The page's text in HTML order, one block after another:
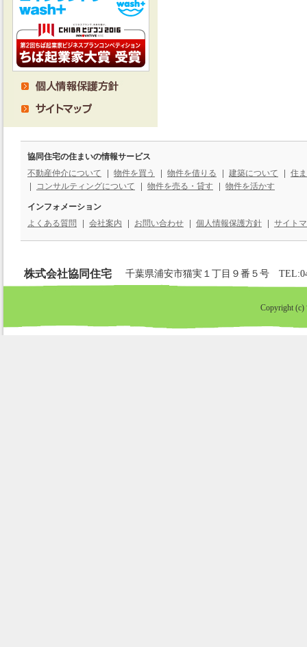
協同住宅の住まいの情報サービス
不動産仲介について
物件を買う 物件を借りる 建築について
住
コンサルティングについて
物件を売る・貸す 物件を活かす
インフォメーション
よくある質問
会社案内 お問い合わせ 個人情報保護方針 サイト
株式会社協同住宅 千葉県浦安市猫実１丁目９番５号
Copyright (c)